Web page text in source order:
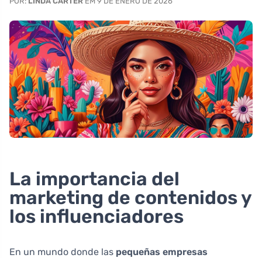
La importancia del
marketing de contenidos y
los influenciadores
En un mundo donde las pequeñas empresas